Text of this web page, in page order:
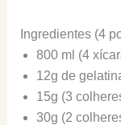
Ingredientes (4
800 ml (4
12g de
15g (3
30g (2